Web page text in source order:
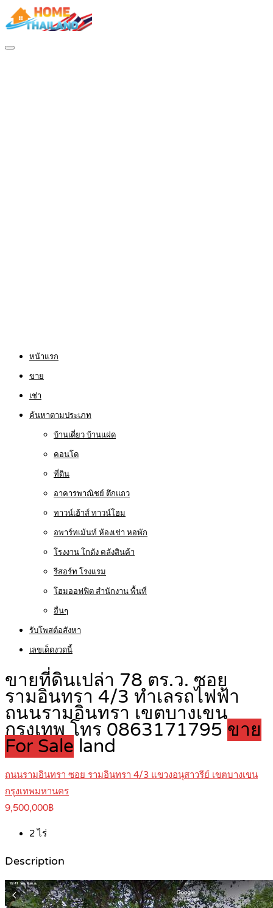
หน้าแรก
ขาย
เช่า
ค้นหาตามประเภท
บ้านเดี่ยว บ้านแฝด
คอนโด
ที่ดิน
อาคารพาณิชย์ ตึกแถว
ทาวน์เฮ้าส์ ทาวน์โฮม
อพาร์ทเม้นท์ ห้องเช่า หอพัก
โรงงาน โกดัง คลังสินค้า
รีสอร์ท โรงแรม
โฮมออฟฟิต สำนักงาน พื้นที่
อื่นๆ
รับโพสต์อสังหา
เลขเด็ดงวดนี้
ขายที่ดินเปล่า 78 ตร.ว. ซอย
รามอินทรา 4/3 ทำเลรถไฟฟ้า
ถนนรามอินทรา เขตบางเขน
กรุงเทพ โทร 0863171795 ขาย
For Sale land
ถนนรามอินทรา ซอย รามอินทรา 4/3 แขวงอนุสาวรีย์ เขตบางเขน
กรุงเทพมหานคร
9,500,000฿
2ไร่
Description